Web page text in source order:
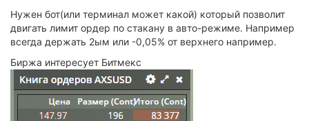
Нужен бот(или терминал может какой) который позволит
двигать лимит ордер по стакану в авто-режиме. Например
всегда держать 2ым или -0,05% от верхнего например.
Биржа интересует Битмекс